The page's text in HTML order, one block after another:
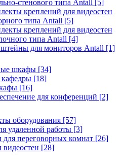
стенового типа Antall [5]
креплений для видеостен
типа Antall [5]
креплений для видеостен
типа Antall [4]
для мониторов Antall [1]
шкафы [34]
[18]
[16]
для конференций [2]
оборудования [57]
удаленной работы [3]
переговорных комнат [26]
[28]